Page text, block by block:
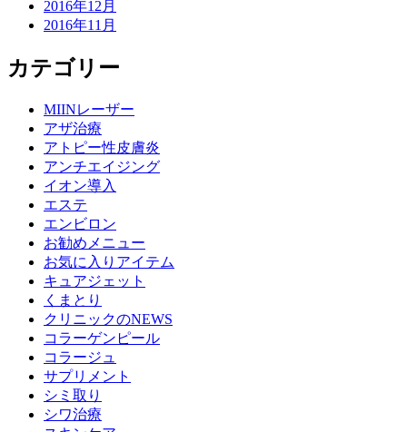
2016年12月
2016年11月
カテゴリー
MIINレーザー
アザ治療
アトピー性皮膚炎
アンチエイジング
イオン導入
エステ
エンビロン
お勧めメニュー
お気に入りアイテム
キュアジェット
くまとり
クリニックのNEWS
コラーゲンピール
コラージュ
サプリメント
シミ取り
シワ治療